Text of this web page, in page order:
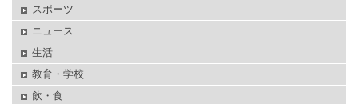
スポーツ
ニュース
生活
教育・学校
飲・食